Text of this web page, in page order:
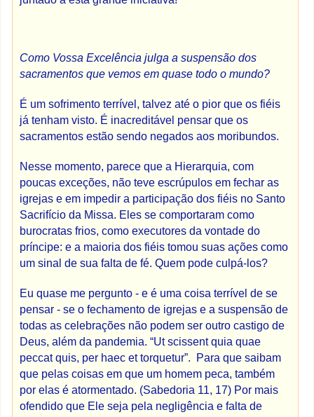
Como Vossa Excelência julga a suspensão dos
sacramentos que vemos em quase todo o mundo?
É um sofrimento terrível, talvez até o pior que os fiéis
já tenham visto. É inacreditável pensar que os
sacramentos estão sendo negados aos moribundos.
Nesse momento, parece que a Hierarquia, com
poucas exceções, não teve escrúpulos em fechar as
igrejas e em impedir a participação dos fiéis no Santo
Sacrifício da Missa. Eles se comportaram como
burocratas frios, como executores da vontade do
príncipe: e a maioria dos fiéis tomou suas ações como
um sinal de sua falta de fé. Quem pode culpá-los?
Eu quase me pergunto - e é uma coisa terrível de se
pensar - se o fechamento de igrejas e a suspensão de
todas as celebrações não podem ser outro castigo de
Deus, além da pandemia.“Ut scissent quia quae
peccat quis, per haec et torquetur”.
Para que saibam
que pelas coisas em que um homem peca, também
por elas é atormentado. (Sabedoria 11, 17) Por mais
ofendido que Ele seja pela negligência e falta de